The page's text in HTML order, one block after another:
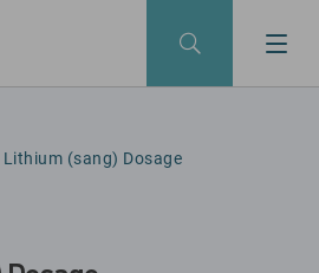
Lithium (sang) Dosage